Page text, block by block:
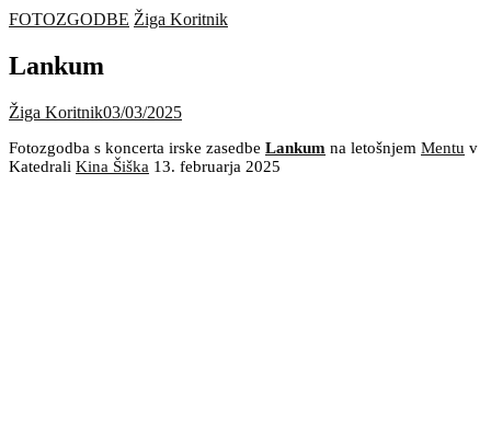
FOTOZGODBE Žiga Koritnik
Lankum
Žiga Koritnik03/03/2025
Fotozgodba s koncerta irske zasedbe Lankum na letošnjem Mentu v
Katedrali Kina Šiška 13. februarja 2025